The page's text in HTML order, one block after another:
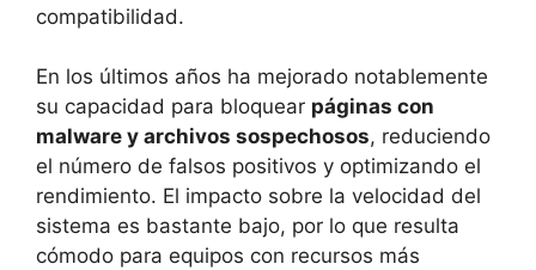
compatibilidad.
En los últimos años ha mejorado notablemente
su capacidad para bloquear páginas con
malware y archivos sospechosos, reduciendo
el número de falsos positivos y optimizando el
rendimiento. El impacto sobre la velocidad del
sistema es bastante bajo, por lo que resulta
cómodo para equipos con recursos más